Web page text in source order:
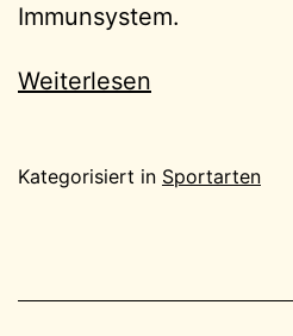
Immunsystem.
Weiterlesen
Kategorisiert in Sportarten